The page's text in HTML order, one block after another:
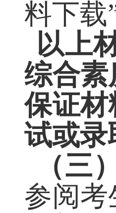
料下载
以上
综合
保证
试或
（三